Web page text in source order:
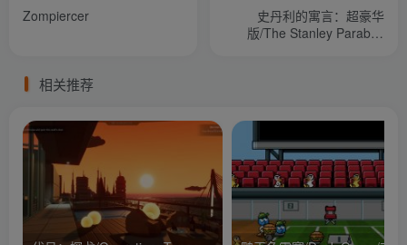
Zompiercer
史丹利的寓言：超豪华
版/The Stanley Parable:
相关推荐